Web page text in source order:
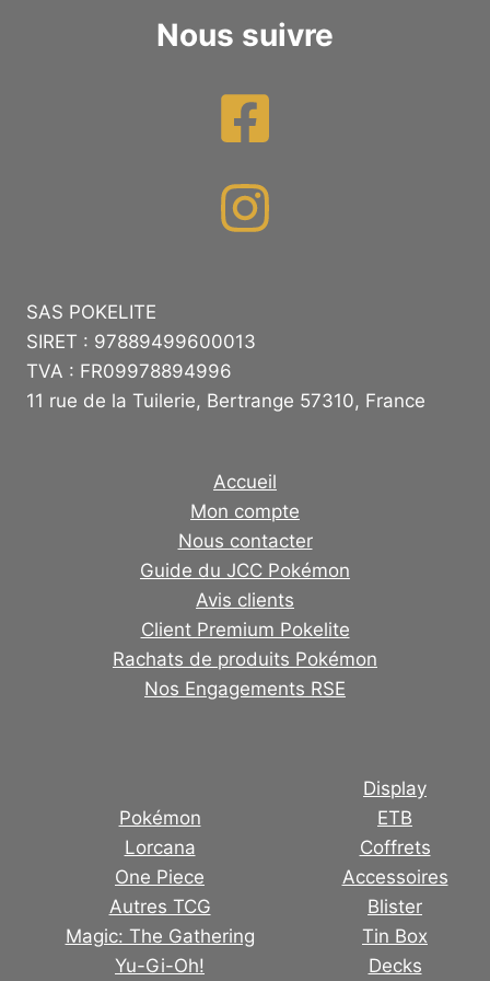
Nous suivre
SAS POKELITE
SIRET : 97889499600013
TVA : FR09978894996
11 rue de la Tuilerie, Bertrange 57310, France
Accueil
Mon compte
Nous contacter
Guide du JCC Pokémon
Avis clients
Client Premium Pokelite
Rachats de produits Pokémon
Nos Engagements RSE
Pokémon
Lorcana
One Piece
Autres TCG
Magic: The Gathering
Yu-Gi-Oh!
Display
ETB
Coffrets
Accessoires
Blister
Tin Box
Decks